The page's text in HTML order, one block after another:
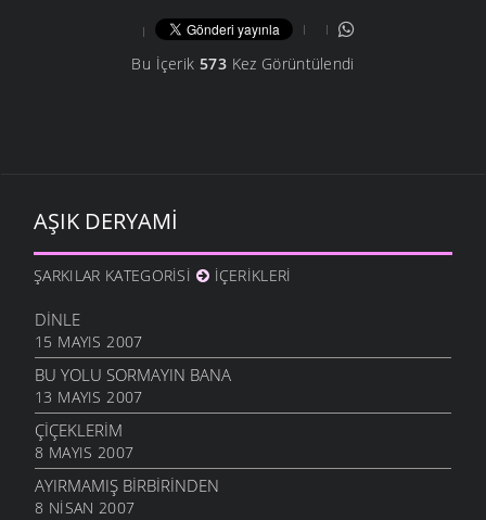
Bu İçerik 573Kez Görüntülendi
AŞIK DERYAMI
ŞARKILAR KATEGORISI İÇERIKLERI
DINLE
15 MAYIS 2007
BU YOLU SORMAYIN BANA
13 MAYIS 2007
ÇIÇEKLERIM
8 MAYIS 2007
AYIRMAMIŞ BIRBIRINDEN
8 NISAN 2007